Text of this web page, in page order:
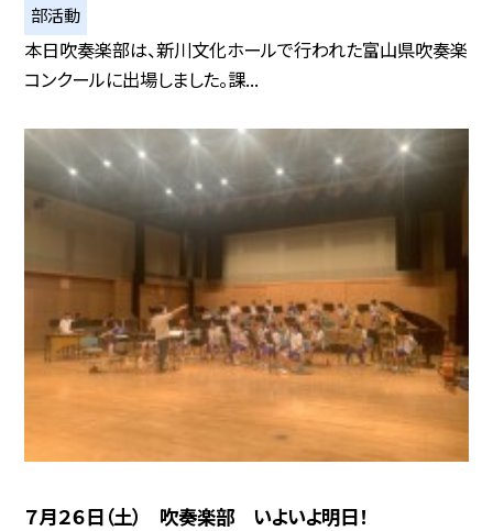
部活動
本日吹奏楽部は、新川文化ホールで行われた富山県吹奏楽
コンクールに出場しました。課...
７月２６日（土） 吹奏楽部 いよいよ明日！